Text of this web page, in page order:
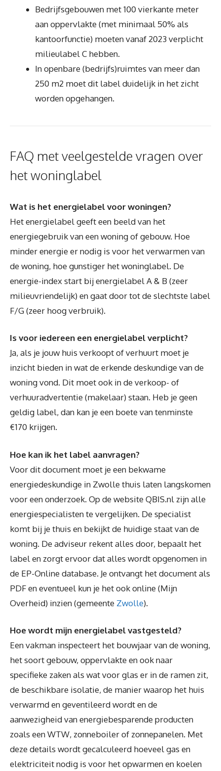
Bedrijfsgebouwen met 100 vierkante meter
aan oppervlakte (met minimaal 50% als
kantoorfunctie) moeten vanaf 2023 verplicht
milieulabel C hebben.
In openbare (bedrijfs)ruimtes van meer dan
250 m2 moet dit label duidelijk in het zicht
worden opgehangen.
FAQ met veelgestelde vragen over
het woninglabel
Wat is het energielabel voor woningen?
Het energielabel geeft een beeld van het
energiegebruik van een woning of gebouw. Hoe
minder energie er nodig is voor het verwarmen van
de woning, hoe gunstiger het woninglabel. De
energie-index start bij energielabel A & B (zeer
milieuvriendelijk) en gaat door tot de slechtste label
F/G (zeer hoog verbruik).
Is voor iedereen een energielabel verplicht?
Ja, als je jouw huis verkoopt of verhuurt moet je
inzicht bieden in wat de erkende deskundige van de
woning vond. Dit moet ook in de verkoop- of
verhuuradvertentie (makelaar) staan. Heb je geen
geldig label, dan kan je een boete van tenminste
€170 krijgen.
Hoe kan ik het label aanvragen?
Voor dit document moet je een bekwame
energiedeskundige in Zwolle thuis laten langskomen
voor een onderzoek. Op de website QBIS.nl zijn alle
energiespecialisten te vergelijken. De specialist
komt bij je thuis en bekijkt de huidige staat van de
woning. De adviseur rekent alles door, bepaalt het
label en zorgt ervoor dat alles wordt opgenomen in
de EP-Online database. Je ontvangt het document als
PDF en eventueel kun je het ook online (Mijn
Overheid) inzien (gemeente Zwolle).
Hoe wordt mijn energielabel vastgesteld?
Een vakman inspecteert het bouwjaar van de woning,
het soort gebouw, oppervlakte en ook naar
specifieke zaken als wat voor glas er in de ramen zit,
de beschikbare isolatie, de manier waarop het huis
verwarmd en geventileerd wordt en de
aanwezigheid van energiebesparende producten
zoals een WTW, zonneboiler of zonnepanelen. Met
deze details wordt gecalculeerd hoeveel gas en
elektriciteit nodig is voor het opwarmen en koelen